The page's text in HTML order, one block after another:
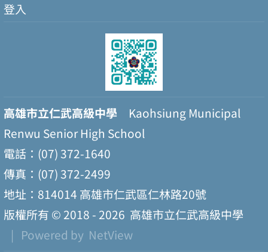
登入
高雄市立仁武高級中學 Kaohsiung Municipal
Renwu Senior High School
電話：(07) 372-1640
傳真：(07) 372-2499
地址：814014 高雄市仁武區仁林路20號
版權所有 © 2018 - 2026 高雄市立仁武高級中學
| Powered by NetView